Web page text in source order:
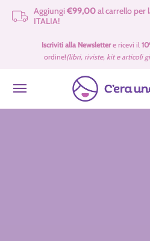
Passa al contenuto principale
Aggiungi€99,00al carrello per
ITALIA!
Idee Regalo 🎁
Offerte
Iscriviti alla Newslettere ricevi il
ordine!(libri, riviste, kit e articoli